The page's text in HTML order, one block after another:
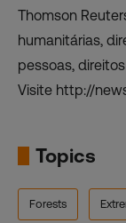
Thomson
humanitárias,
pessoas,
Visite http://
Topics
Forests